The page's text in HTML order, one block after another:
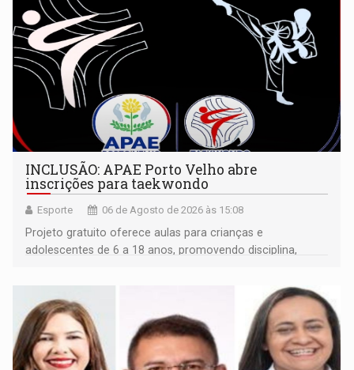
INCLUSÃO: APAE Porto Velho abre
inscrições para taekwondo
Esporte 06 de Agosto de 2026 às 15:08
Projeto gratuito oferece aulas para crianças e
adolescentes de 6 a 18 anos, promovendo disciplina,